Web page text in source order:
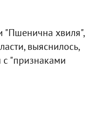
"Пшенична хвиля",
выяснилось,
"признаками